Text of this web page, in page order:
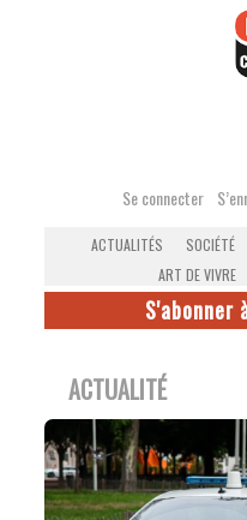
Se connecter
ACTUALITÉS SOCIÉTÉ
ART DE VIVRE
ACTUALITÉ